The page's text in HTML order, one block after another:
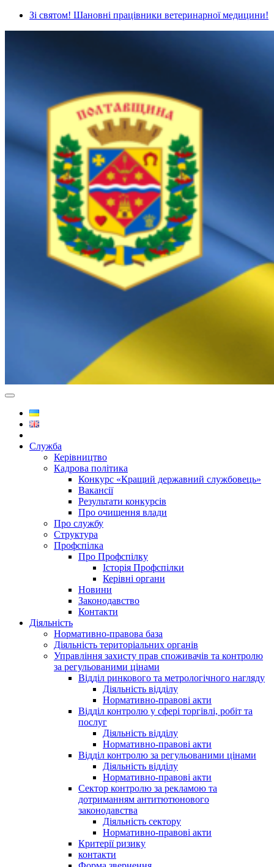
Зі святом! Шановні працівники ветеринарної медицини!
Служба
Керівництво
Кадрова політика
Конкурс «Кращий державний службовець»
Вакансії
Результати конкурсів
Про очищення влади
Про службу
Структура
Профспілка
Про Профспілку
Історія Профспілки
Керівні органи
Новини
Законодавство
Контакти
Діяльність
Нормативно-правова база
Діяльність територіальних органів
Управління захисту прав споживачів та контролю
за регульованими цінами
Відділ ринкового та метрологічного нагляду
Діяльність відділу
Нормативно-правові акти
Відділ контролю у сфері торгівлі, робіт та
послуг
Діяльність відділу
Нормативно-правові акти
Відділ контролю за регульованими цінами
Діяльність відділу
Нормативно-правові акти
Сектор контролю за рекламою та
дотриманням антитютюнового
законодавства
Діяльність сектору
Нормативно-правові акти
Критерії ризику
контакти